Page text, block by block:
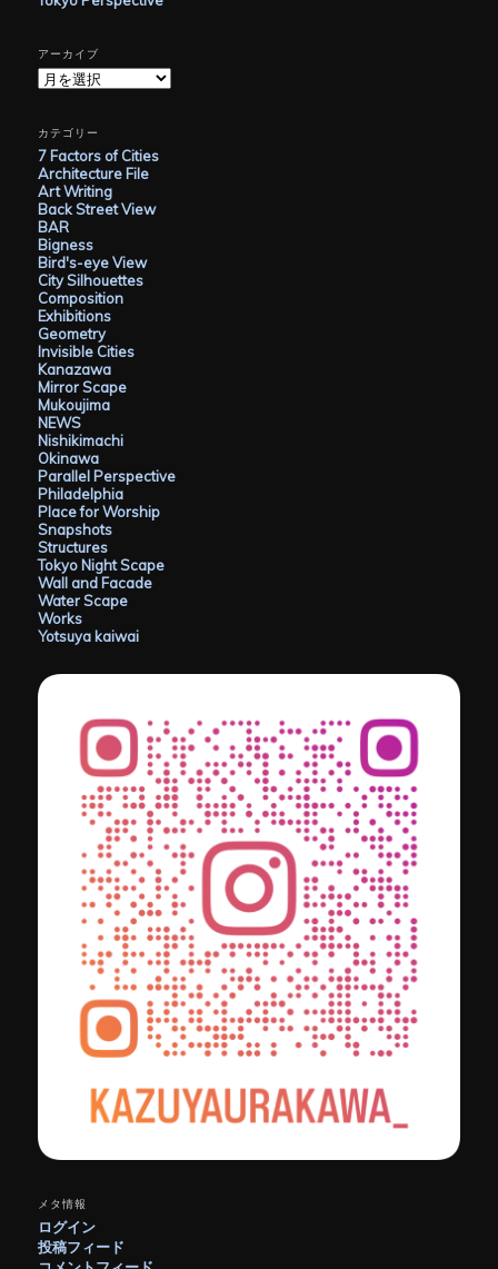
アーカイブ
ア
ー
イ
ブ
カテゴリー
7 Factors of Cities
Architecture File
Art Writing
Back Street View
BAR
Bigness
Bird's-eye View
City Silhouettes
Composition
Exhibitions
Geometry
Invisible Cities
Kanazawa
Mirror Scape
Mukoujima
NEWS
Nishikimachi
Okinawa
Parallel Perspective
Philadelphia
Place for Worship
Snapshots
Structures
Tokyo Night Scape
Wall and Facade
Water Scape
Works
Yotsuya kaiwai
メタ情報
ログイン
投稿フィード